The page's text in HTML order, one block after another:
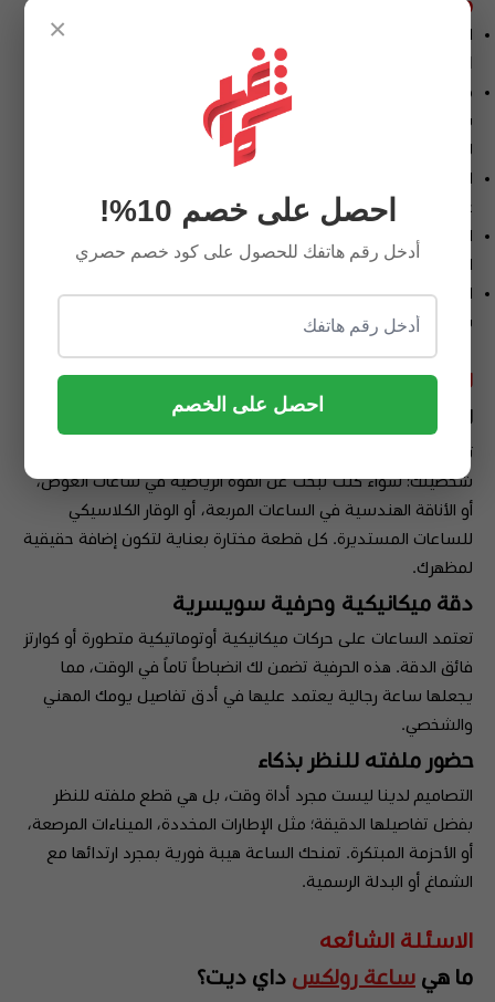
مواصفات ساعة رولكس داي ديت:
الميناء المرصع: ميناء مغطى بالكامل بقطع الألماس الصغيرة (Pave
ساعات مرصعة بأحجار الياقوت الملونة بقصة "باغيت"، مما يضيف
لمسة حيوية وفخامة استثنائية.
الذهب الخالص: هيكل وسوار "بريزيدانت" مصنوع من الذهب الأصفر
عيار 18 قيراطاً المصقول بعناية فائقة.
الساعة 3 مع عدسة "سيكلوبس" المكبرة.
الإطار المخدد: إطار رولكس الأيقوني الذي يعكس الضوء بتناغم مع
بريق الألماس الداخلي.
لماذا تختار رولكس داي ديت المرصعة؟
لموديل الصحيح لكل إطلالة
تتميز مجموعتنا بأنها تقدم الموديل الصحيح الذي يتناغم مع
شخصيتك؛ سواء كنت تبحث عن القوة الرياضية في ساعات الغوص،
أو الأناقة الهندسية في الساعات المربعة، أو الوقار الكلاسيكي
للساعات المستديرة. كل قطعة مختارة بعناية لتكون إضافة حقيقية
لمظهرك.
دقة ميكانيكية وحرفية سويسرية
تعتمد الساعات على حركات ميكانيكية أوتوماتيكية متطورة أو كوارتز
فائق الدقة. هذه الحرفية تضمن لك انضباطاً تاماً في الوقت، مما
يجعلها ساعة رجالية يعتمد عليها في أدق تفاصيل يومك المهني
والشخصي.
حضور ملفته للنظر بذكاء
التصاميم لدينا ليست مجرد أداة وقت، بل هي قطع ملفته للنظر
بفضل تفاصيلها الدقيقة؛ مثل الإطارات المخددة، الميناءات المرصعة،
أو الأحزمة المبتكرة. تمنحك الساعة هيبة فورية بمجرد ارتدائها مع
الشماغ أو البدلة الرسمية.
الاسئلة الشائعه
ما هي ساعة رولكس داي ديت؟
×
احصل على خصم 10%!
أدخل رقم هاتفك للحصول على كود خصم حصري
احصل على الخصم